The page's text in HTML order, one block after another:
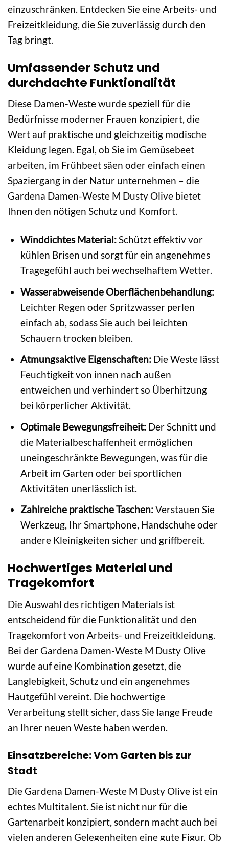
einzuschränken. Entdecken Sie eine Arbeits- und
Freizeitkleidung, die Sie zuverlässig durch den
Tag bringt.
Umfassender Schutz und
durchdachte Funktionalität
Diese Damen-Weste wurde speziell für die
Bedürfnisse moderner Frauen konzipiert, die
Wert auf praktische und gleichzeitig modische
Kleidung legen. Egal, ob Sie im Gemüsebeet
arbeiten, im Frühbeet säen oder einfach einen
Spaziergang in der Natur unternehmen – die
Gardena Damen-Weste M Dusty Olive bietet
Ihnen den nötigen Schutz und Komfort.
Winddichtes Material:Schützt effektiv vor
kühlen Brisen und sorgt für ein angenehmes
Tragegefühl auch bei wechselhaftem Wetter.
Wasserabweisende Oberflächenbehandlung:
Leichter Regen oder Spritzwasser perlen
einfach ab, sodass Sie auch bei leichten
Schauern trocken bleiben.
Atmungsaktive Eigenschaften:Die Weste lässt
Feuchtigkeit von innen nach außen
entweichen und verhindert so Überhitzung
bei körperlicher Aktivität.
Optimale Bewegungsfreiheit:Der Schnitt und
die Materialbeschaffenheit ermöglichen
uneingeschränkte Bewegungen, was für die
Arbeit im Garten oder bei sportlichen
Aktivitäten unerlässlich ist.
Zahlreiche praktische Taschen:Verstauen Sie
Werkzeug, Ihr Smartphone, Handschuhe oder
andere Kleinigkeiten sicher und griffbereit.
Hochwertiges Material und
Tragekomfort
Die Auswahl des richtigen Materials ist
entscheidend für die Funktionalität und den
Tragekomfort von Arbeits- und Freizeitkleidung.
Bei der Gardena Damen-Weste M Dusty Olive
wurde auf eine Kombination gesetzt, die
Langlebigkeit, Schutz und ein angenehmes
Hautgefühl vereint. Die hochwertige
Verarbeitung stellt sicher, dass Sie lange Freude
an Ihrer neuen Weste haben werden.
Einsatzbereiche: Vom Garten bis zur
Stadt
Die Gardena Damen-Weste M Dusty Olive ist ein
echtes Multitalent. Sie ist nicht nur für die
Gartenarbeit konzipiert, sondern macht auch bei
vielen anderen Gelegenheiten eine gute Figur. Ob